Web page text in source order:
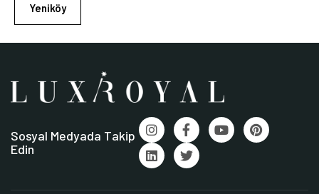
Yeniköy
Sosyal Medyada Takip
Edin